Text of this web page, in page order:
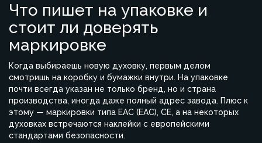
Что пишет на упаковке и
стоит ли доверять
маркировке
Когда выбираешь новую духовку, первым делом
смотришь на коробку и бумажки внутри. На упаковке
почти всегда указан не только бренд, но и страна
производства, иногда даже полный адрес завода. Плюс к
этому — маркировки типа EAC (ЕАС), CE, а на некоторых
духовках встречаются наклейки с европейскими
стандартами безопасности.